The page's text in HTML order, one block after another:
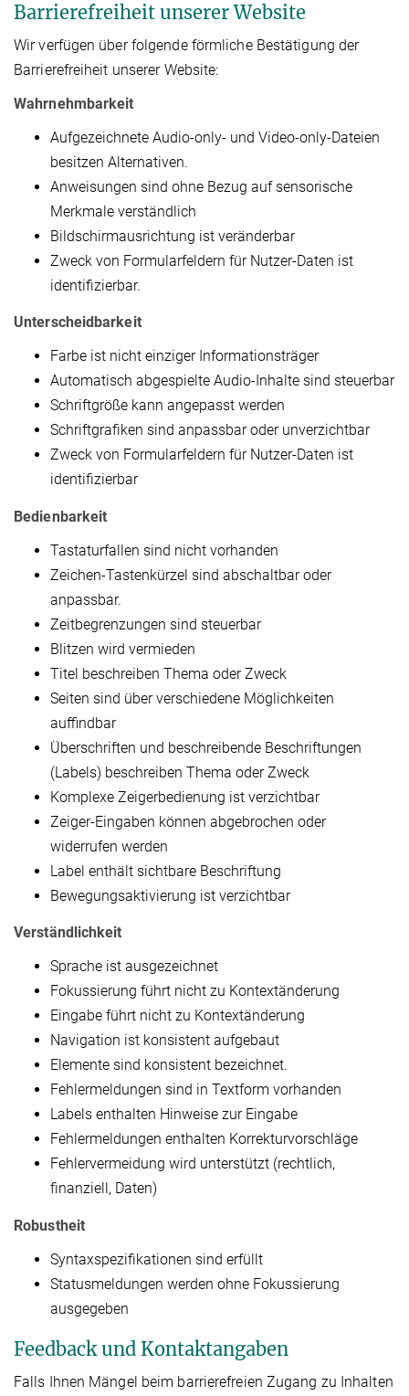
Barrierefreiheit unserer Website
Wir verfügen über folgende förmliche Bestätigung der
Barrierefreiheit unserer Website:
Wahrnehmbarkeit
Aufgezeichnete Audio-only- und Video-only-Dateien
besitzen Alternativen.
Anweisungen sind ohne Bezug auf sensorische
Merkmale verständlich
Bildschirmausrichtung ist veränderbar
Zweck von Formularfeldern für Nutzer-Daten ist
identifizierbar.
Unterscheidbarkeit
Farbe ist nicht einziger Informationsträger
Automatisch abgespielte Audio-Inhalte sind steuerbar
Schriftgröße kann angepasst werden
Schriftgrafiken sind anpassbar oder unverzichtbar
Zweck von Formularfeldern für Nutzer-Daten ist
identifizierbar
Bedienbarkeit
Tastaturfallen sind nicht vorhanden
Zeichen-Tastenkürzel sind abschaltbar oder
anpassbar.
Zeitbegrenzungen sind steuerbar
Blitzen wird vermieden
Titel beschreiben Thema oder Zweck
Seiten sind über verschiedene Möglichkeiten
auffindbar
Überschriften und beschreibende Beschriftungen
(Labels) beschreiben Thema oder Zweck
Komplexe Zeigerbedienung ist verzichtbar
Zeiger-Eingaben können abgebrochen oder
widerrufen werden
Label enthält sichtbare Beschriftung
Bewegungsaktivierung ist verzichtbar
Verständlichkeit
Sprache ist ausgezeichnet
Fokussierung führt nicht zu Kontextänderung
Eingabe führt nicht zu Kontextänderung
Navigation ist konsistent aufgebaut
Elemente sind konsistent bezeichnet.
Fehlermeldungen sind in Textform vorhanden
Labels enthalten Hinweise zur Eingabe
Fehlermeldungen enthalten Korrekturvorschläge
Fehlervermeidung wird unterstützt (rechtlich,
finanziell, Daten)
Robustheit
Syntaxspezifikationen sind erfüllt
Statusmeldungen werden ohne Fokussierung
ausgegeben
Feedback und Kontaktangaben
Falls Ihnen Mängel beim barrierefreien Zugang zu Inhalten